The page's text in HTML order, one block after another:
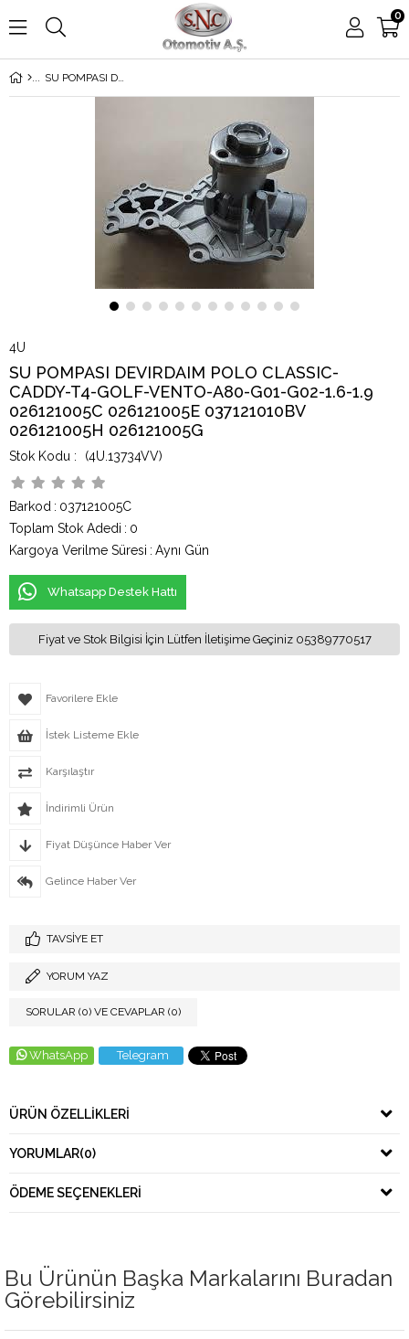
0
SU POMPASI DEVIRDAIM POLO CLASSIC-CADDY-T4-GOLF-VENTO-A80-G01-G02-1.6-1.9 026121005C 026121005E 037121010BV 026121005H 026121005G
4U
SU POMPASI DEVIRDAIM POLO CLASSIC-
CADDY-T4-GOLF-VENTO-A80-G01-G02-1.6-1.9
026121005C 026121005E 037121010BV
026121005H 026121005G
(4U.13734VV)
Barkod : 037121005C
Toplam Stok Adedi : 0
Kargoya Verilme Süresi : Aynı Gün
Whatsapp Destek Hattı
Fiyat ve Stok Bilgisi İçin Lütfen İletişime Geçiniz 05389770517
Favorilere Ekle
İstek Listeme Ekle
Karşılaştır
İndirimli Ürün
Fiyat Düşünce Haber Ver
Gelince Haber Ver
TAVSIYE ET
YORUM YAZ
SORULAR (0) VE CEVAPLAR (0)
WhatsApp Telegram
ÜRÜN ÖZELLIKLERI
YORUMLAR(0)
ÖDEME SEÇENEKLERI
Bu Ürünün Başka Markalarını Buradan
Görebilirsiniz